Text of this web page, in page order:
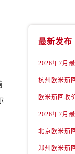
最新发布